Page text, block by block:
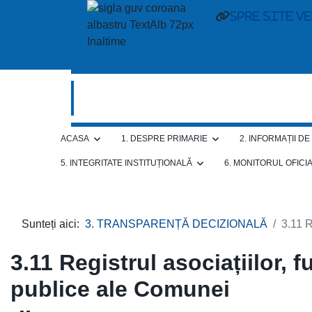
spre site
ACASA 1. DESPRE PRIMARIE 2. INFORMAȚII
5. INTEGRITATE INSTITUȚIONALĂ 6. MONITORUL
Sunteți aici: 3. TRANSPARENȚĂ DECIZIONALĂ 3.11
3.11 Registrul asociațiilor,
publice ale Comunei